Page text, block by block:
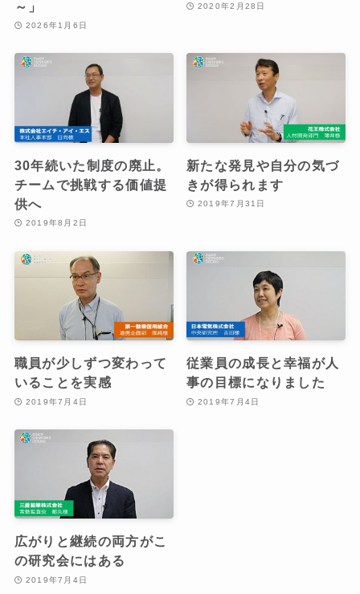
～」
2026年1月6日
2020年2月28日
30年続いた制度の廃止。
チームで挑戦する価値提
供へ
2019年8月2日
新たな発見や自分の気づ
きが得られます
2019年7月31日
職員が少しずつ変わって
いることを実感
2019年7月4日
従業員の成長と幸福が人
事の目標になりました
2019年7月4日
広がりと継続の両方がこ
の研究会にはある
2019年7月4日